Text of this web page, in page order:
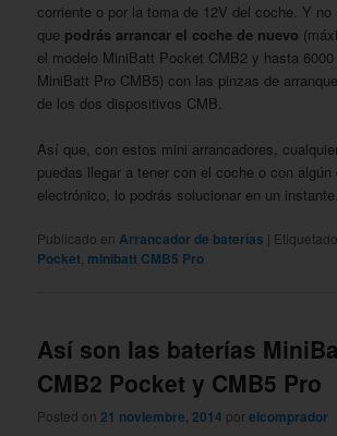
corriente o por la toma de 12V del coche. Y
que podrás arrancar el coche de nuevo
el modelo MiniBatt Pocket CMB2 y hasta
MiniBatt Pro CMB5) con las pinzas de
de los dos dispositivos CMB.
Así que, con estos mini arrancadores,
puedas llegar a tener con el coche o con
electrónico, lo podrás solucionar en un instante.
Publicado en Arrancador de baterías | Etiquetado
Pocket, minibatt CMB5 Pro
Así son las baterías
CMB2 Pocket y CMB5 Pro
Posted on 21 noviembre, 2014 porelcomprador